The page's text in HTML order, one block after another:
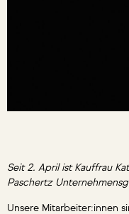
Seit 2. April ist Kauffrau
Paschertz
Unsere Mitarbeiter:innen